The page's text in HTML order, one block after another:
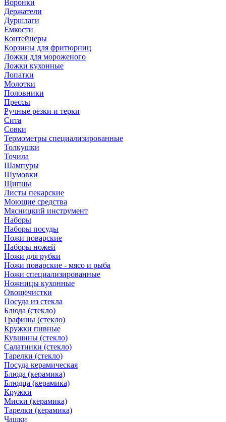
Воронки
Держатели
Дуршлаги
Емкости
Контейнеры
Корзины для фритюрниц
Ложки для мороженого
Ложки кухонные
Лопатки
Молотки
Половники
Прессы
Ручные резки и терки
Сита
Совки
Термометры специализированные
Толкушки
Точила
Шампуры
Шумовки
Щипцы
Листы пекарские
Моющие средства
Мясницкий инструмент
Наборы
Наборы посуды
Ножи поварские
Наборы ножей
Ножи для рубки
Ножи поварские - мясо и рыба
Ножи специализированные
Ножницы кухонные
Овощечистки
Посуда из стекла
Блюда (стекло)
Графины (стекло)
Кружки пивные
Кувшины (стекло)
Салатники (стекло)
Тарелки (стекло)
Посуда керамическая
Блюда (керамика)
Блюдца (керамика)
Кружки
Миски (керамика)
Тарелки (керамика)
Чашки